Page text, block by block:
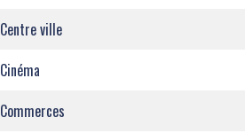
Centre ville
Cinéma
Commerces